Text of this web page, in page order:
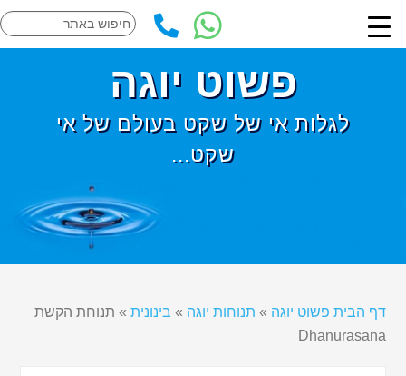
פשוט יוגה
לגלות אי של שקט בעולם של אי
שקט...
דף הבית פשוט יוגה » תנוחות יוגה » בינונית » תנוחת הקשת
Dhanurasana